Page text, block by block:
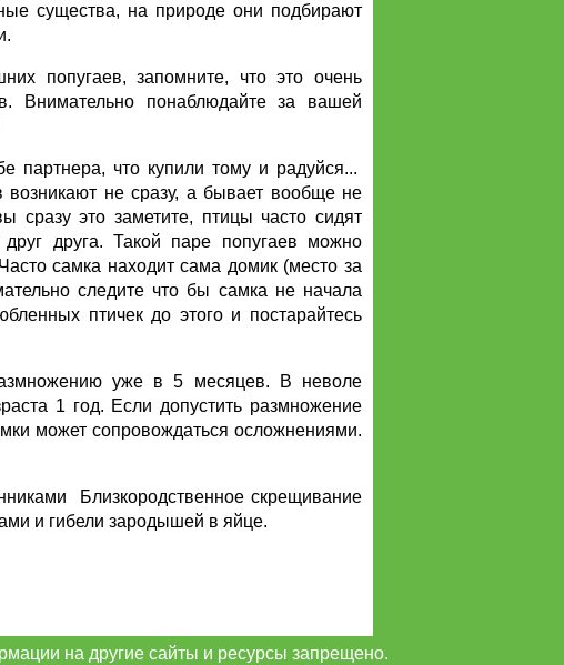
существа, на природе они подбирают
попугаев, запомните, что это очень
Внимательно понаблюдайте за вашей
партнера, что купили тому и радуйся...
не сразу, а бывает вообще не
сразу это заметите, птицы часто сидят
друга. Такой паре попугаев можно
самка находит сама домик (место за
следите что бы самка не начала
птичек до этого и постарайтесь
уже в 5 месяцев. В неволе
1 год. Если допустить размножение
может сопровождаться осложнениями.
Близкородственное скрещивание
и гибели зародышей в яйце.
на другие сайты и ресурсы запрещено.